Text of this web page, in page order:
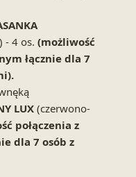
- 4 os.(możliwość
łącznie dla 7
LUX (czerwono-
połączenia z
dla 7 osób z